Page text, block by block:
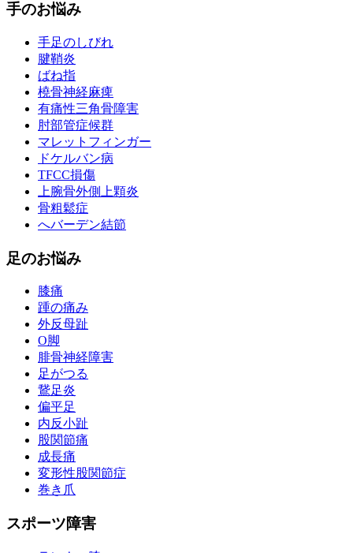
手のお悩み
手足のしびれ
腱鞘炎
ばね指
橈骨神経麻痺
有痛性三角骨障害
肘部管症候群
マレットフィンガー
ドケルバン病
TFCC損傷
上腕骨外側上顆炎
骨粗鬆症
へバーデン結節
足のお悩み
膝痛
踵の痛み
外反母趾
О脚
腓骨神経障害
足がつる
鵞足炎
偏平足
内反小趾
股関節痛
成長痛
変形性股関節症
巻き爪
スポーツ障害